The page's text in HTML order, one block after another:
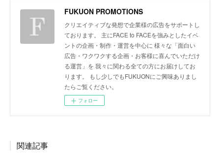
FUKUON PROMOTIONS
クリエイティブな発想で企業様の広告をサポートし
ております。 主にFACE to FACEを強みとしたイベ
ントの企画・制作・運営を中心に 様々な「面白い
広告・ワクワクする企画・お客様に喜んでいただけ
る運営」を 我々に関わる全ての方にお届けしてお
ります。 もし少しでもFUKUONにご興味ありまし
たらご覧ください。
フォロー
関連記事